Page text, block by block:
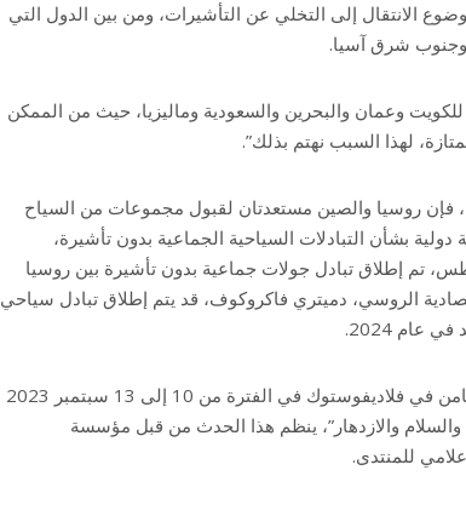
الانتقال إلى التخلي عن التأشيرات، ومن بين الدول التي
شرق آسيا.
للكويت وعمان والبحرين والسعودية وماليزيا، حيث من الممكن
لهذا السبب نهتم بذلك”.
يذكر أنه اعتباراً من 1 أغسطس 2023، فإن روسيا والصين مستعدتان لقبول مجموعات من السياح
بشأن التبادلات السياحية الجماعية بدون تأشيرة،
إلى ذلك، اعتباراً من 1 أغسطس، تم إطلاق تبادل جولات جماعية بدون تأشيرة بين روسيا
الروسي، دميتري فاكروكوف، قد يتم إطلاق تبادل سياحي
2024.
ويعقد المنتدى الاقتصادي الشرقي الثامن في فلاديفوستوك في الفترة من 10 إلى 13 سبتمبر 2023
والازدهار”، ينظم هذا الحدث من قبل مؤسسة
للمنتدى.